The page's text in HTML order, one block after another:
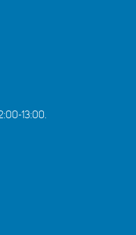
13:00​.